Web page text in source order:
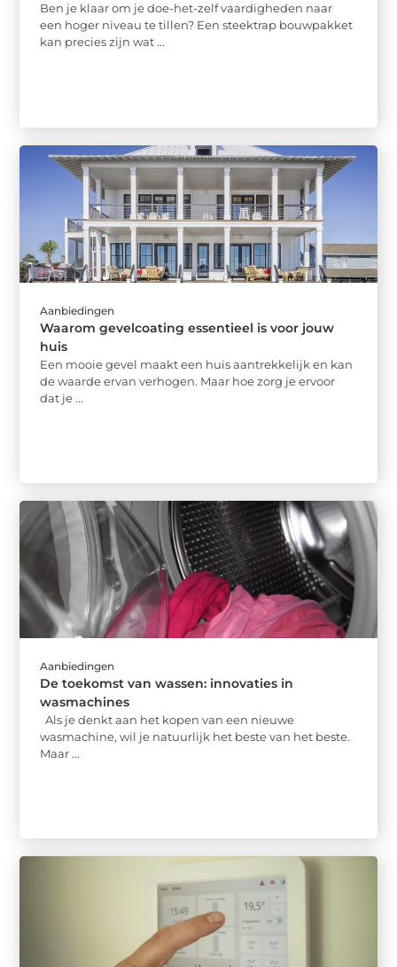
Ben je klaar om je doe-het-zelf vaardigheden naar
een hoger niveau te tillen? Een steektrap bouwpakket
kan precies zijn wat ...
Aanbiedingen
Waarom gevelcoating essentieel is voor jouw
huis
Een mooie gevel maakt een huis aantrekkelijk en kan
de waarde ervan verhogen. Maar hoe zorg je ervoor
dat je ...
Aanbiedingen
De toekomst van wassen: innovaties in
wasmachines
Als je denkt aan het kopen van een nieuwe
wasmachine, wil je natuurlijk het beste van het beste.
Maar ...